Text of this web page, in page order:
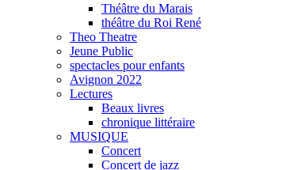
Théâtre du Marais
théâtre du Roi René
Theo Theatre
Jeune Public
spectacles pour enfants
Avignon 2022
Lectures
Beaux livres
chronique littéraire
MUSIQUE
Concert
Concert de jazz